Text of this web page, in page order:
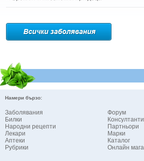
Намери бързо:
Заболявания
Билки
Народни рецепти
Лекари
Аптеки
Рубрики
Форум
Консултанти
Партньори
Марки
Каталог
Онлайн